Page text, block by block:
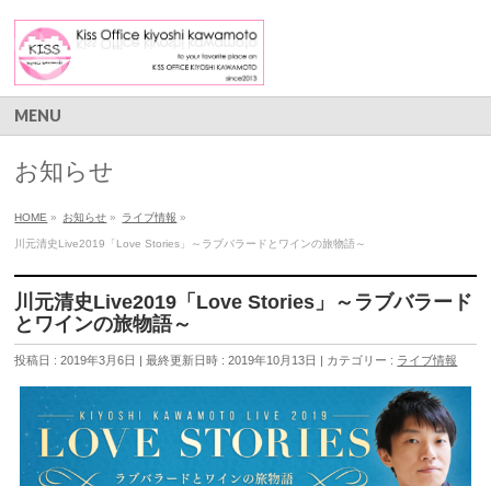
MENU
お知らせ
HOME » お知らせ » ライブ情報 »
川元清史Live2019「Love Stories」～ラブバラードとワインの旅物語～
川元清史Live2019「Love Stories」～ラブバラード
とワインの旅物語～
投稿日 : 2019年3月6日 最終更新日時 : 2019年10月13日 カテゴリー : ライブ情報